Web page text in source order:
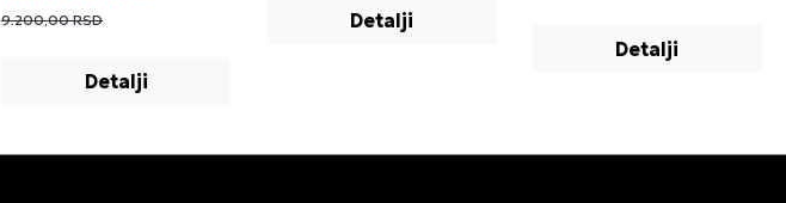
9.200,00 RSD
Detalji
Detalji
Detalji